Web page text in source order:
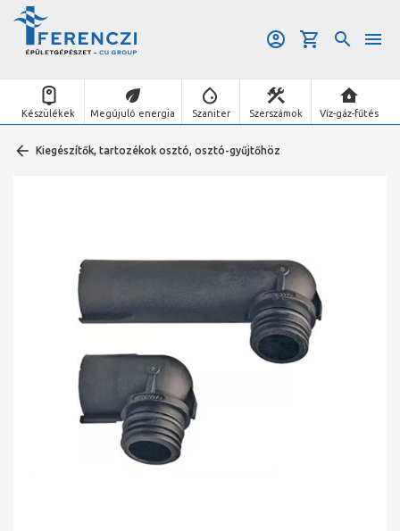
Készülékek Megújuló energia Szaniter Szerszámok Víz-gáz-fűtés
Kiegészítők, tartozékok osztó, osztó-gyűjtőhöz